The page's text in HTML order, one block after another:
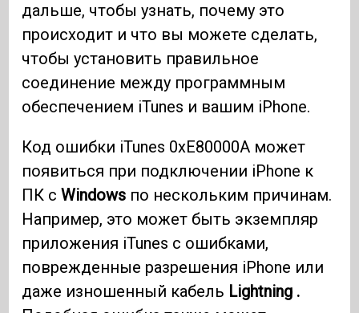
дальше, чтобы узнать, почему это
происходит и что вы можете сделать,
чтобы установить правильное
соединение между программным
обеспечением iTunes и вашим iPhone.
Код ошибки iTunes 0xE80000A может
появиться при подключении iPhone к
ПК сWindows по нескольким причинам.
Например, это может быть экземпляр
приложения iTunes с ошибками,
поврежденные разрешения iPhone или
даже изношенный кабель Lightning .